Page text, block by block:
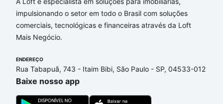
nossas opções de financiamento imobiliário as
parcelas podem se adequar ao seu orçamento. Se
ainda tem alguma dúvida dos custos envolvidos no
custa comprar um apartamento
gente para comprar o imóvel dos seus sonhos com
segurança e conforto. Loft, com você até as
chaves.
impulsionando o setor em todo o Brasil com soluções
comerciais, tecnológicas e financeiras através da Loft
Mais Negócio.
ENDEREÇO
Rua Tabapuã, 743 - Itaim Bibi, São Paulo - SP, 04533-012
Baixe nosso app